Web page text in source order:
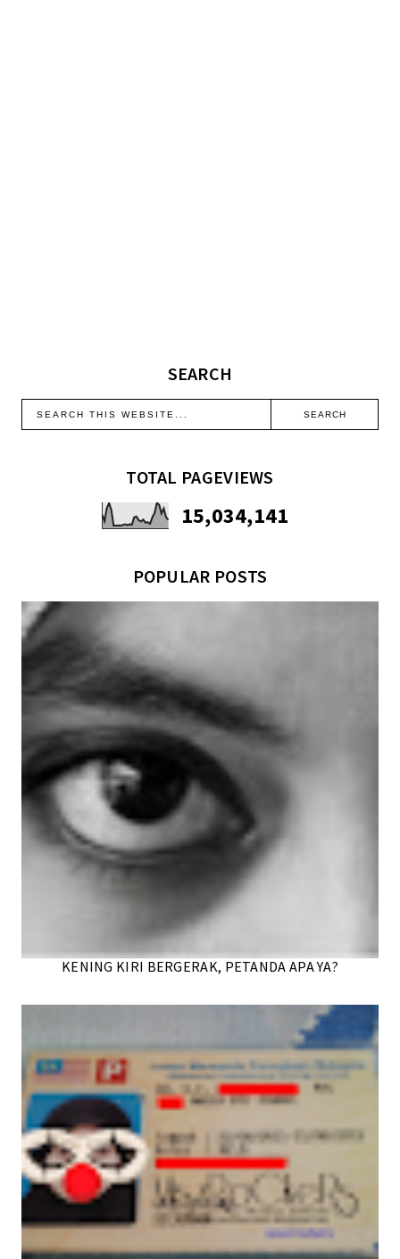
SEARCH
TOTAL PAGEVIEWS
15,034,141
POPULAR POSTS
KENING KIRI BERGERAK, PETANDA APA YA?